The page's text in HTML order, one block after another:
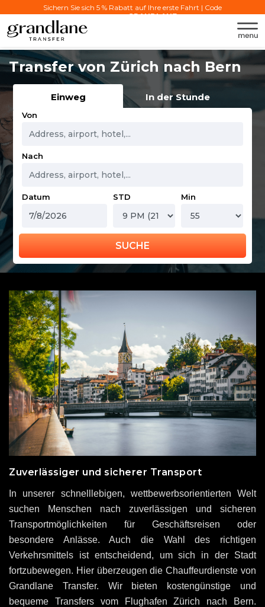
Sichern Sie sich 5 % Rabatt auf Ihre erste Fahrt | Code
verwenden:GRANDLANE
Transfer von Zürich nach Bern
Einweg In der Stunde
Von
Nach
Datum STD Min
SUCHE
Zuverlässiger und sicherer Transport
In unserer schnelllebigen, wettbewerbsorientierten Welt
suchen Menschen nach zuverlässigen und sicheren
Transportmöglichkeiten für Geschäftsreisen oder
besondere Anlässe. Auch die Wahl des richtigen
Verkehrsmittels ist entscheidend, um sich in der Stadt
fortzubewegen. Hier überzeugen die Chauffeurdienste von
Grandlane Transfer. Wir bieten kostengünstige und
bequeme Transfers vom Flughafen Zürich nach Bern.